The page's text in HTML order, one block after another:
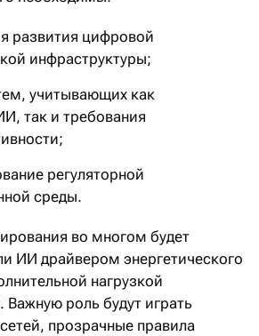
развития цифровой
инфраструктуры;
учитывающих как
так и требования
регуляторной
среды.
во многом будет
ИИ драйвером энергетического
нагрузкой
Важную роль будут играть
прозрачные правила